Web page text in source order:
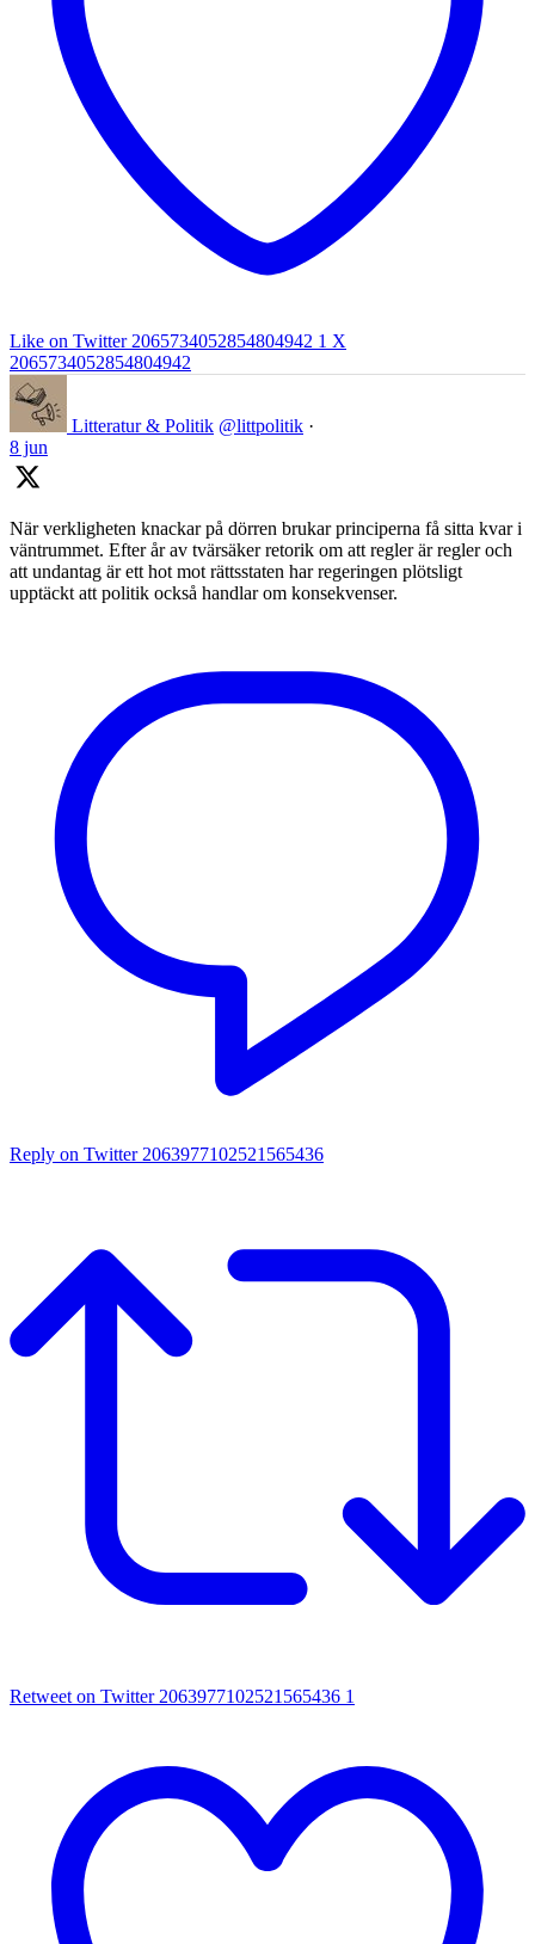
Like on Twitter 2065734052854804942 1 X
2065734052854804942
Litteratur & Politik @littpolitik ·
8 jun
När verkligheten knackar på dörren brukar principerna få sitta kvar i
väntrummet. Efter år av tvärsäker retorik om att regler är regler och
att undantag är ett hot mot rättsstaten har regeringen plötsligt
upptäckt att politik också handlar om konsekvenser.
Reply on Twitter 2063977102521565436
Retweet on Twitter 2063977102521565436 1